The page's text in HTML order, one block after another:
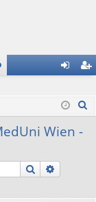
m ist
Wien -
Suche